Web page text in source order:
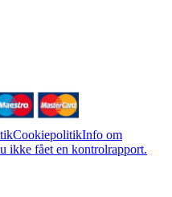
CookiepolitikInfo om
ikke fået en kontrolrapport.